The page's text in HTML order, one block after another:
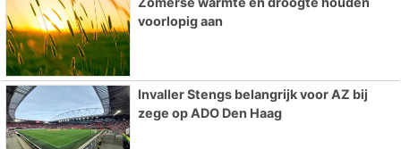
voorlopig aan
Invaller Stengs belangrijk voor AZ bij
zege op ADO Den Haag